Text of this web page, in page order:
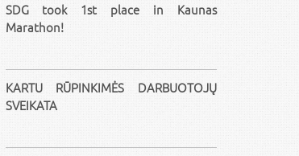
SDG took 1st place in Kaunas
Marathon!
KARTU RŪPINKIMĖS DARBUOTOJŲ
SVEIKATA